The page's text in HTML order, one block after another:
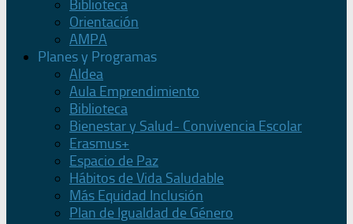
Biblioteca
Orientación
AMPA
Planes y Programas
Aldea
Aula Emprendimiento
Biblioteca
Bienestar y Salud- Convivencia Escolar
Erasmus+
Espacio de Paz
Hábitos de Vida Saludable
Más Equidad Inclusión
Plan de Igualdad de Género